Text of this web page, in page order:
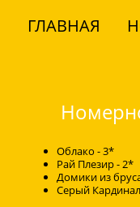
ГЛАВНАЯ
Облако - 3*
Рай Плезир - 2*
Домики из
Серый